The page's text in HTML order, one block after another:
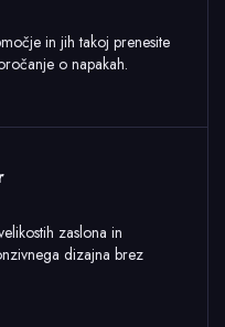
in jih takoj prenesite
o napakah.
zaslona in
dizajna brez